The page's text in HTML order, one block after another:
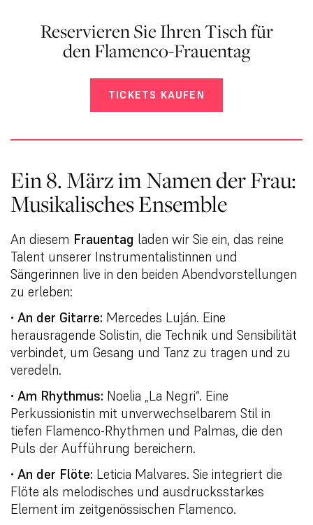
Reservieren Sie Ihren Tisch für
den Flamenco-Frauentag
TICKETS KAUFEN
Ein 8. März im Namen der Frau:
Musikalisches Ensemble
An diesem Frauentag laden wir Sie ein, das reine
Talent unserer Instrumentalistinnen und
Sängerinnen live in den beiden Abendvorstellungen
zu erleben:
• An der Gitarre: Mercedes Luján. Eine
herausragende Solistin, die Technik und Sensibilität
verbindet, um Gesang und Tanz zu tragen und zu
veredeln.
• Am Rhythmus: Noelia „La Negri“. Eine
Perkussionistin mit unverwechselbarem Stil in
tiefen Flamenco-Rhythmen und Palmas, die den
Puls der Aufführung bereichern.
• An der Flöte: Leticia Malvares. Sie integriert die
Flöte als melodisches und ausdrucksstarkes
Element im zeitgenössischen Flamenco.